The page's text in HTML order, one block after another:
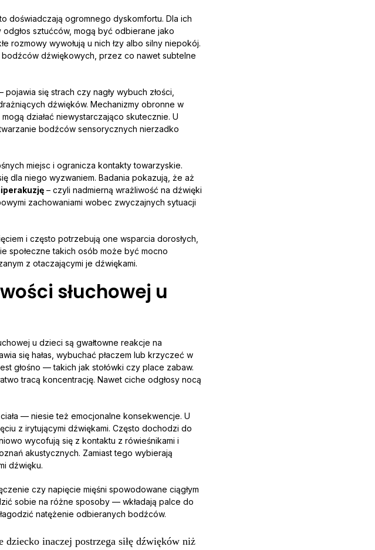
doświadczają ogromnego dyskomfortu. Dla ich
sztućców, mogą być odbierane jako
rozmowy wywołują u nich łzy albo silny niepokój.
bodźców dźwiękowych, przez co nawet subtelne
się strach czy nagły wybuch złości,
dźwięków. Mechanizmy obronne w
działać niewystarczająco skutecznie. U
bodźców sensorycznych nierzadko
miejsc i ogranicza kontakty towarzyskie.
dla niego wyzwaniem. Badania pokazują, że aż
– czyli nadmierną wrażliwość na dźwięki
zachowaniami wobec zwyczajnych sytuacji
i często potrzebują one wsparcia dorosłych,
społeczne takich osób może być mocno
z otaczającymi je dźwiękami.
słuchowej u
u dzieci są gwałtowne reakcje na
się hałas, wybuchać płaczem lub krzyczeć w
głośno — takich jak stołówki czy place zabaw.
tracą koncentrację. Nawet ciche odgłosy nocą
— niesie też emocjonalne konsekwencje. U
z irytującymi dźwiękami. Często dochodzi do
wycofują się z kontaktu z rówieśnikami i
akustycznych. Zamiast tego wybierają
dźwięku.
czy napięcie mięśni spowodowane ciągłym
sobie na różne sposoby — wkładają palce do
natężenie odbieranych bodźców.
inaczej postrzega siłę dźwięków niż